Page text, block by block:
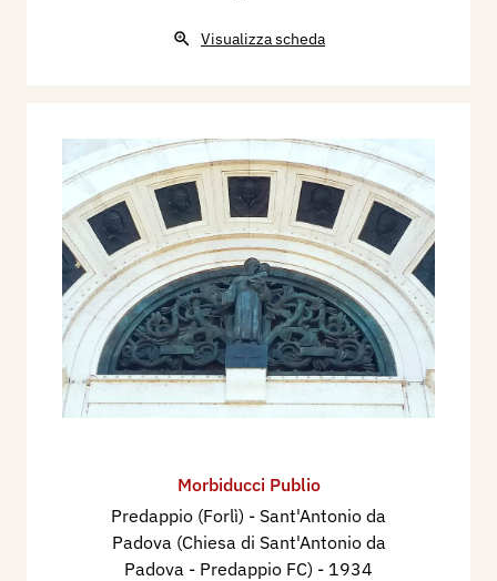
Visualizza scheda
Morbiducci Publio
Predappio (Forlì) - Sant'Antonio da
Padova (Chiesa di Sant'Antonio da
Padova - Predappio FC) - 1934